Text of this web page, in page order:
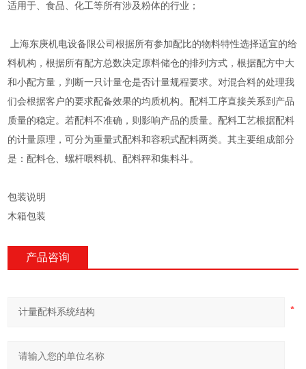
适用于、食品、化工等所有涉及粉体的行业；
上海东庚机电设备限公司根据所有参加配比的物料特性选择适宜的给
料机构，根据所有配方总数决定原料储仓的排列方式，根据配方中大
和小配方量，判断一只计量仓是否计量规程要求。对混合料的处理我
们会根据客户的要求配备效果的均质机构。配料工序直接关系到产品
质量的稳定。若配料不准确，则影响产品的质量。配料工艺根据配料
的计量原理，可分为重量式配料和容积式配料两类。其主要组成部分
是：配料仓、螺杆喂料机、配料秤和集料斗。
包装说明
木箱包装
产品咨询